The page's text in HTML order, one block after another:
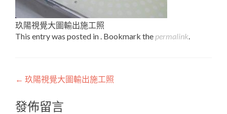
玖陽視覺大圖輸出施工照
This entry was posted in . Bookmark the permalink.
Post
navigation
← 玖陽視覺大圖輸出施工照
發佈留言